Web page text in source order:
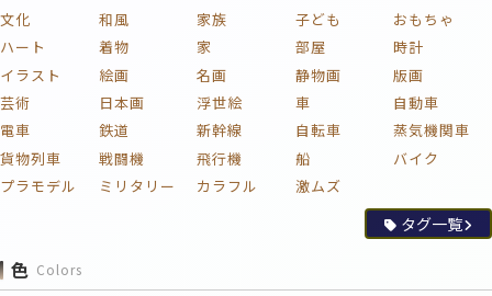
文化
和風 家族 子ども
おもちゃ
ハート
着物 家 部屋
時計
イラスト
絵画 名画 静物画
版画
芸術
日本画 浮世絵 車
自動車
電車
鉄道 新幹線 自転車
蒸気機関車
貨物列車
戦闘機 飛行機 船
バイク
プラモデル
ミリタリー カラフル 激ムズ
タグ一覧
色 Colors